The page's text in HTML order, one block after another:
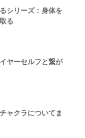
シリーズ：身体を
る
ヤーセルフと繋が
ャクラについてま